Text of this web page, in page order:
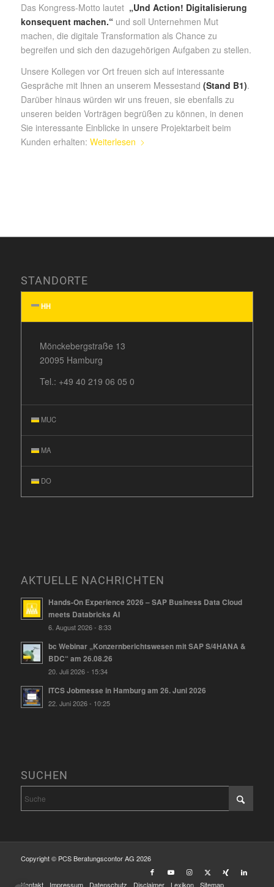
Das Kongress-Motto lautet „Und Action! Digitalisierung
konsequent machen.“ und soll Unternehmen Mut
machen, die digitale Transformation als Chance zu
begreifen und sich den dazugehörigen Aufgaben zu stellen.
Unsere Kollegen vor Ort freuen sich auf interessante
Gespräche mit Ihnen an unserem Messestand (Stand B1).
Darüber hinaus würden wir uns freuen, sie ebenfalls zu
unseren beiden Vorträgen begrüßen zu können, in denen
Sie interessante Einblicke in unsere Projektarbeit beim
Kunden erhalten: Weiterlesen
STANDORTE
HH
Mönckebergstraße 13
20095 Hamburg
Tel.: +49 40 219 06 05 0
MUC
MA
DO
AKTUELLE NACHRICHTEN
Hands-On Experience 2026 – SAP Business Data Cloud
meets Databricks AI
6. August 2026 - 8:33
bc Webinar „Konzernberichtswesen mit SAP S/4HANA &
BDC“ am 26.08.26
20. Juli 2026 - 15:34
ITCS Jobmesse in Hamburg am 26. Juni 2026
22. Juni 2026 - 10:25
SUCHEN
Copyright © PCS Beratungscontor AG 2026
Kontakt Impressum Datenschutz Disclaimer Lexikon Sitemap